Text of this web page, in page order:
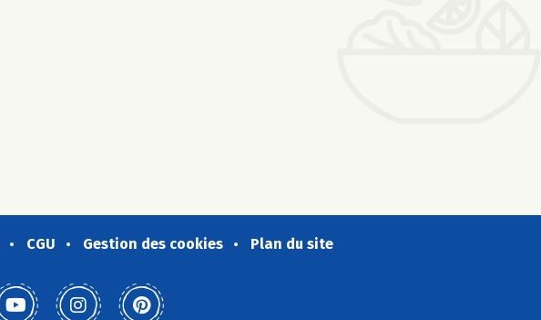
CGU Gestion des cookies Plan du site